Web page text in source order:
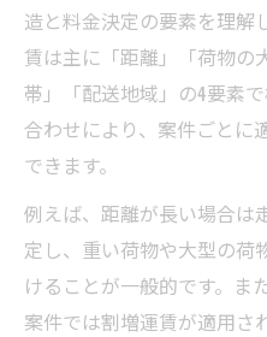
造と料金決定の要素を理解
賃は主に「距離」「荷物の
帯」「配送地域」の4要素
合わせにより、案件ごとに
できます。
例えば、距離が長い場合は
定し、重い荷物や大型の荷
けることが一般的です。ま
案件では割増運賃が適用さ